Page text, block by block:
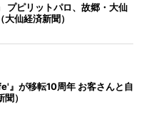
プピリットパロ、故郷・大仙
仙経済新聞）
』が移転10周年 お客さんと自
）